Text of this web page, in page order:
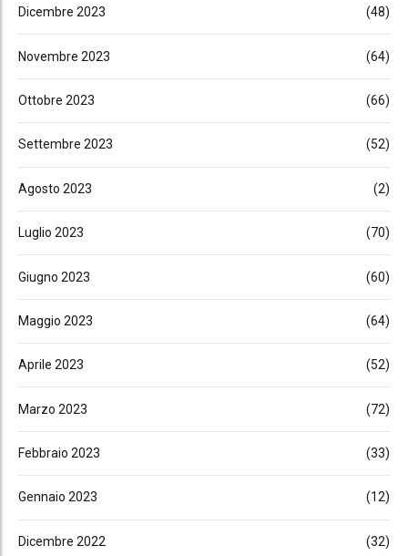
Dicembre 2023 (48)
Novembre 2023 (64)
Ottobre 2023 (66)
Settembre 2023 (52)
Agosto 2023 (2)
Luglio 2023 (70)
Giugno 2023 (60)
Maggio 2023 (64)
Aprile 2023 (52)
Marzo 2023 (72)
Febbraio 2023 (33)
Gennaio 2023 (12)
Dicembre 2022 (32)